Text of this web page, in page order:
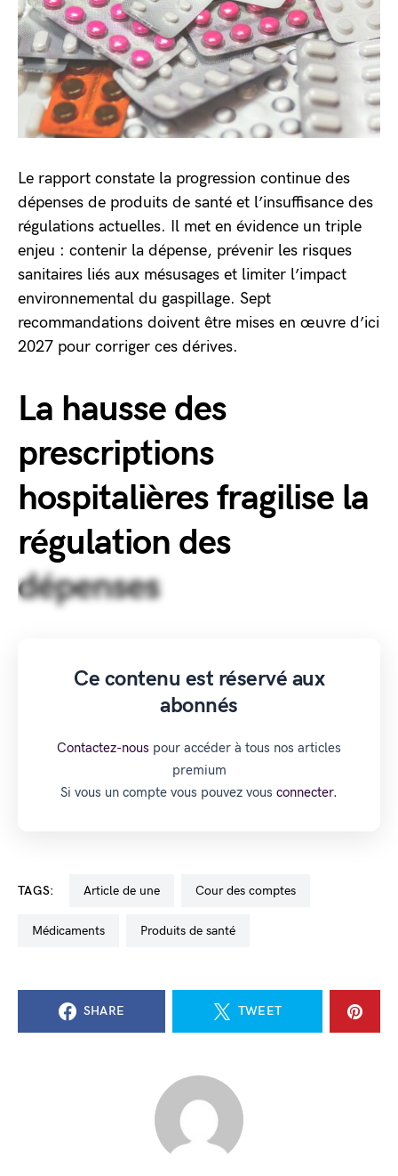
Le rapport constate la progression continue des
dépenses de produits de santé et l’insuffisance des
régulations actuelles. Il met en évidence un triple
enjeu : contenir la dépense, prévenir les risques
sanitaires liés aux mésusages et limiter l’impact
environnemental du gaspillage. Sept
recommandations doivent être mises en œuvre d’ici
2027 pour corriger ces dérives.
La hausse des
prescriptions
hospitalières fragilise la
régulation des
dépenses
Ce contenu est réservé aux
abonnés
Contactez-nous pour accéder à tous nos articles
premium
Si vous un compte vous pouvez vous connecter.
TAGS: Article de une Cour des comptes
médicaments produits de santé
SHARE TWEET